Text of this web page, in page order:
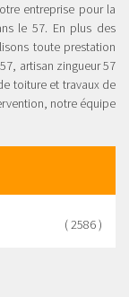
entreprise pour la
le 57. En plus des
toute prestation
artisan zingueur 57
toiture et travaux de
notre équipe
( 2586 )